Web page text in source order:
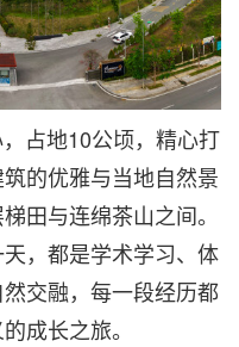
占地10公顷，精心打
的优雅与当地自然景
田与连绵茶山之间。
，都是学术学习、体
交融，每一段经历都
成长之旅。